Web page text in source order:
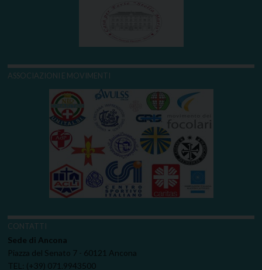
ASSOCIAZIONI E MOVIMENTI
CONTATTI
Sede di Ancona
Piazza del Senato 7 - 60121 Ancona
TEL: (+39) 071.9943500